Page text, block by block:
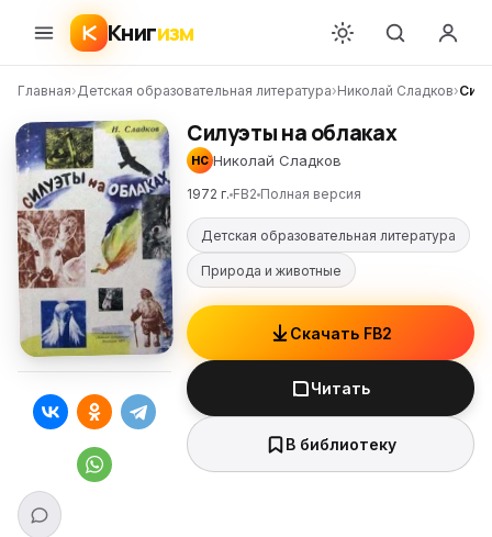
Книгизм
Главная›Детская образовательная литература›Николай Сладков›
Силуэты на облаках
НС Николай Сладков
1972 г. FB2 Полная версия
Детская образовательная литература
Природа и животные
Скачать FB2
Читать
В библиотеку